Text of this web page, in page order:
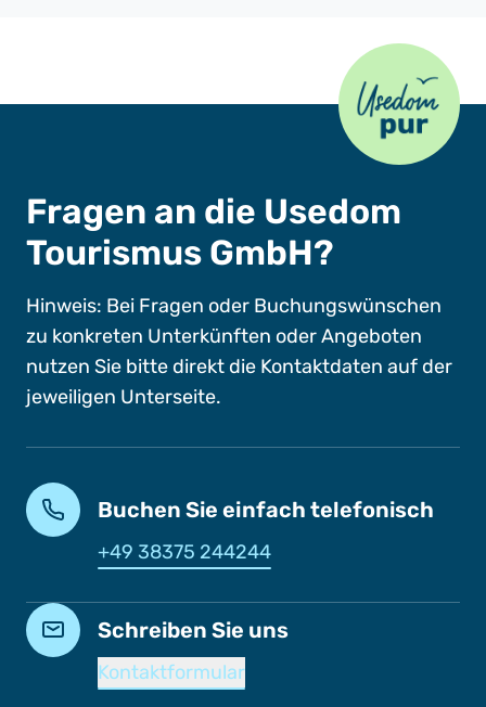
Usedom Pur
Fragen an die Usedom
Tourismus GmbH?
Hinweis: Bei Fragen oder Buchungswünschen
zu konkreten Unterkünften oder Angeboten
nutzen Sie bitte direkt die Kontaktdaten auf der
jeweiligen Unterseite.
Buchen Sie einfach telefonisch
+49 38375 244244
Schreiben Sie uns
Kontaktformular